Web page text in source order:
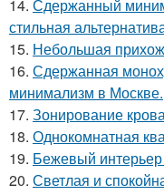
14. Сдержанный
стильная
15. Небольшая
16. Сдержанная
минимализм в Москве.
17. Зонирование
18. Однокомнатная
19. Бежевый интерьер
20. Светлая и